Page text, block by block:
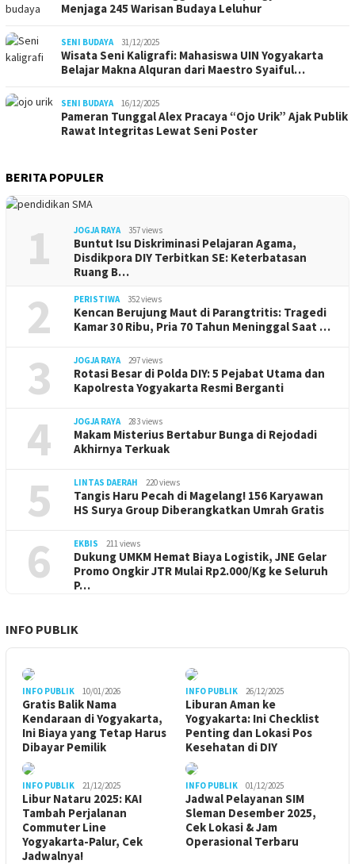
Menjaga 245 Warisan Budaya Leluhur
SENI BUDAYA 31/12/2025
Wisata Seni Kaligrafi: Mahasiswa UIN Yogyakarta
Belajar Makna Alquran dari Maestro Syaiful…
SENI BUDAYA 16/12/2025
Pameran Tunggal Alex Pracaya “Ojo Urik” Ajak Publik
Rawat Integritas Lewat Seni Poster
BERITA POPULER
1 JOGJA RAYA 357 views
Buntut Isu Diskriminasi Pelajaran Agama,
Disdikpora DIY Terbitkan SE: Keterbatasan
Ruang B…
2 PERISTIWA 352 views
Kencan Berujung Maut di Parangtritis: Tragedi
Kamar 30 Ribu, Pria 70 Tahun Meninggal Saat …
3 JOGJA RAYA 297 views
Rotasi Besar di Polda DIY: 5 Pejabat Utama dan
Kapolresta Yogyakarta Resmi Berganti
4 JOGJA RAYA 283 views
Makam Misterius Bertabur Bunga di Rejodadi
Akhirnya Terkuak
5 LINTAS DAERAH 220 views
Tangis Haru Pecah di Magelang! 156 Karyawan
HS Surya Group Diberangkatkan Umrah Gratis
6 EKBIS 211 views
Dukung UMKM Hemat Biaya Logistik, JNE Gelar
Promo Ongkir JTR Mulai Rp2.000/Kg ke Seluruh
P…
INFO PUBLIK
INFO PUBLIK 10/01/2026
Gratis Balik Nama
Kendaraan di Yogyakarta,
Ini Biaya yang Tetap Harus
Dibayar Pemilik
INFO PUBLIK 26/12/2025
Liburan Aman ke
Yogyakarta: Ini Checklist
Penting dan Lokasi Pos
Kesehatan di DIY
INFO PUBLIK 21/12/2025
Libur Nataru 2025: KAI
Tambah Perjalanan
Commuter Line
Yogyakarta-Palur, Cek
Jadwalnya!
INFO PUBLIK 01/12/2025
Jadwal Pelayanan SIM
Sleman Desember 2025,
Cek Lokasi & Jam
Operasional Terbaru